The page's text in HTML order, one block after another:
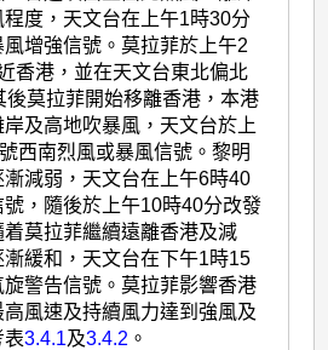
度，天文台在上午1時30分
增強信號。莫拉菲於上午2
香港，並在天文台東北偏北
後莫拉菲開始移離香港，本港
及高地吹暴風，天文台於上
西南烈風或暴風信號。黎明
減弱，天文台在上午6時40
，隨後於上午10時40分改發
莫拉菲繼續遠離香港及減
緩和，天文台在下午1時15
警告信號。莫拉菲影響香港
風速及持續風力達到強風及
表3.4.1及3.4.2 。